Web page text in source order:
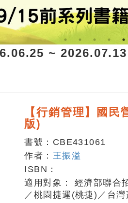
~
【行銷管理】國民
版)
書號： CBE431061
作者： 王振溢
ISBN：
適用對象：經濟部聯合
／桃園捷運(桃捷)／台灣